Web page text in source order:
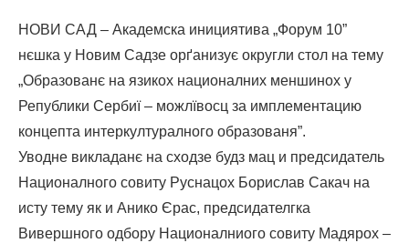
НОВИ САД – Академска инициятива „Форум 10”
нєшка у Новим Садзе орґанизує округли стол на тему
„Образованє на язикох националних меншинох у
Републики Сербиї – можлївосц за имплементацию
концепта интеркултуралного образованя”.
Уводне викладанє на сходзе будз мац и предсидатель
Националного совиту Руснацох Борислав Сакач на
исту тему як и Анико Єрас, предсидателгка
Вивершного одбору Националниого совиту Мадярох –